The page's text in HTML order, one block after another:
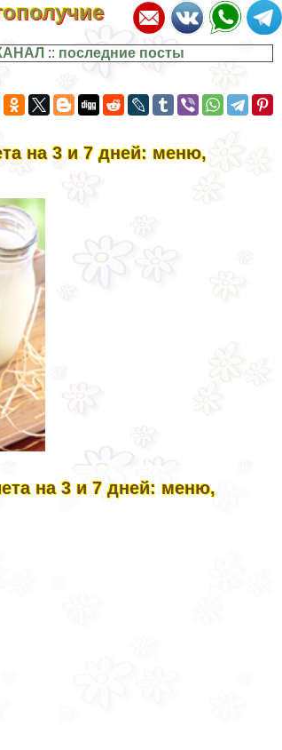
:: последние посты
на 3 и 7 дней: меню,
на 3 и 7 дней: меню,